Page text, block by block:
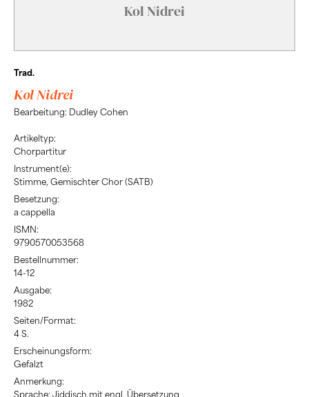
Kol Nidrei
Trad.
Kol Nidrei
Bearbeitung: Dudley Cohen
Artikeltyp:
Chorpartitur
Instrument(e):
Stimme, Gemischter Chor (SATB)
Besetzung:
a cappella
ISMN:
9790570053568
Bestellnummer:
14-12
Ausgabe:
1982
Seiten/Format:
4 S.
Erscheinungsform:
Gefalzt
Anmerkung:
Sprache: Jiddisch mit engl. Übersetzung